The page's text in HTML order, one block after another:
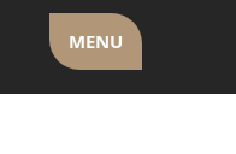
MENU